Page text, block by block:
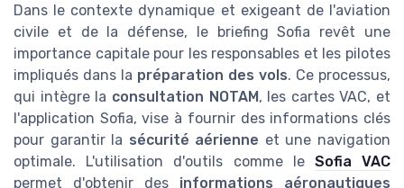
Dans le contexte dynamique et exigeant de l'aviation
civile et de la défense, le briefing Sofia revêt une
importance capitale pour les responsables et les pilotes
impliqués dans la préparation des vols. Ce processus,
qui intègre la consultation NOTAM, les cartes VAC, et
l'application Sofia, vise à fournir des informations clés
pour garantir la sécurité aérienne et une navigation
optimale. L'utilisation d'outils comme le Sofia VAC
permet d'obtenir des informations aéronautiques